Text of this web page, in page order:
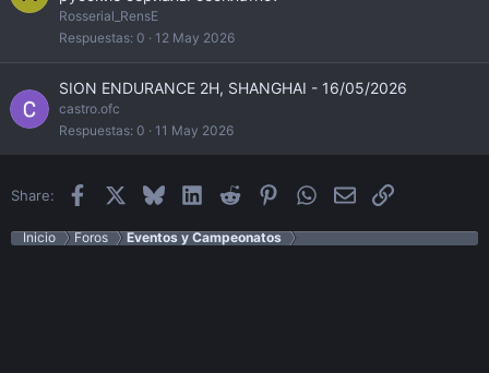
Rosserial_RensE
Respuestas 0 12 May 2026
SION ENDURANCE 2H, SHANGHAI - 16/05/2026
castro.ofc
Respuestas 0 11 May 2026
Share: Facebook BlueskyLinkedInReddit PinterestWhatsApp
EmailEnlace
Inicio Foros Eventos y Campeonatos